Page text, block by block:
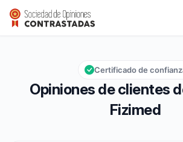
Emy By Fizimed
Calificación global: 9,2 de 10
9,2/10
Opiniones de clientes
Fizimed
Certificado de